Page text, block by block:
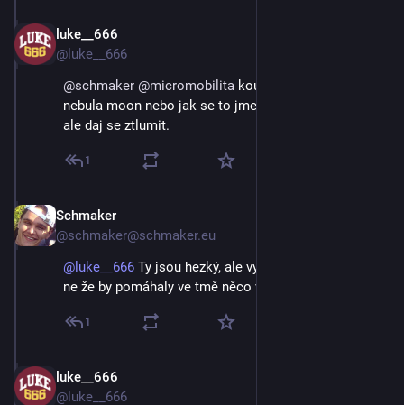
luke__666
@luke__666
@schmaker @micromobilita koupil jsem nejaky
nebula moon nebo jak se to jmenuje... celkem silny,
ale daj se ztlumit.
1
Schmaker
@schmaker@schmaker.eu
@ luke__666 Ty jsou hezký, ale vypadaj spíš na poziční,
ne že by pomáhaly ve tmě něco vidět
1
luke__666
@luke__666